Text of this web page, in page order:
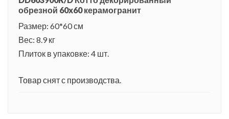
обрезной 60x60 керамогранит
Размер: 60*60 см
Вес: 8.9 кг
Плиток в упаковке: 4 шт.
Товар снят с производства.